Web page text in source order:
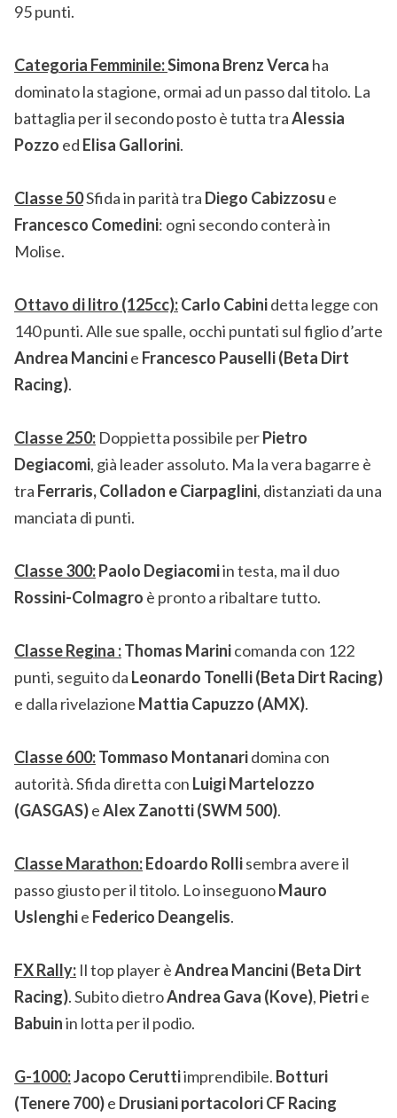
95 punti.
Categoria Femminile:Simona Brenz Verca ha
dominato la stagione, ormai ad un passo dal titolo. La
battaglia per il secondo posto è tutta traAlessia
Pozzo ed Elisa Gallorini.
Classe 50Sfida in parità tra Diego Cabizzosu e
Francesco Comedini: ogni secondo conterà in
Molise.
Ottavo di litro (125cc):Carlo Cabinidetta legge con
140 punti. Alle sue spalle, occhi puntati sul figlio d’arte
Andrea Mancinie Francesco Pauselli (Beta Dirt
Racing).
Classe 250: Doppietta possibile perPietro
Degiacomi, già leader assoluto. Ma la vera bagarre è
tra Ferraris, Colladon e Ciarpaglini, distanziati da una
manciata di punti.
Classe 300:Paolo Degiacomiin testa, ma il duo
Rossini-Colmagro è pronto a ribaltare tutto.
Classe Regina :Thomas Marinicomanda con 122
punti, seguito da Leonardo Tonelli (Beta Dirt Racing)
e dalla rivelazione Mattia Capuzzo (AMX).
Classe 600:Tommaso Montanaridomina con
autorità. Sfida diretta con Luigi Martelozzo
(GASGAS)eAlex Zanotti (SWM 500).
Classe Marathon:Edoardo Rollisembra avere il
passo giusto per il titolo. Lo inseguonoMauro
Uslenghie Federico Deangelis.
FX Rally: Il top player èAndrea Mancini (Beta Dirt
Racing). Subito dietroAndrea Gava (Kove), Pietrie
Babuinin lotta per il podio.
G-1000:Jacopo Ceruttiimprendibile. Botturi
(Tenere 700)e Drusiani portacolori CF Racing